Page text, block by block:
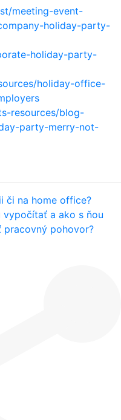
meeting-event-
holiday-party-
holiday-party-
holiday-office-
resources/blog-
party-merry-not-
či na home office?
vypočítať a ako s ňou
pracovný pohovor?